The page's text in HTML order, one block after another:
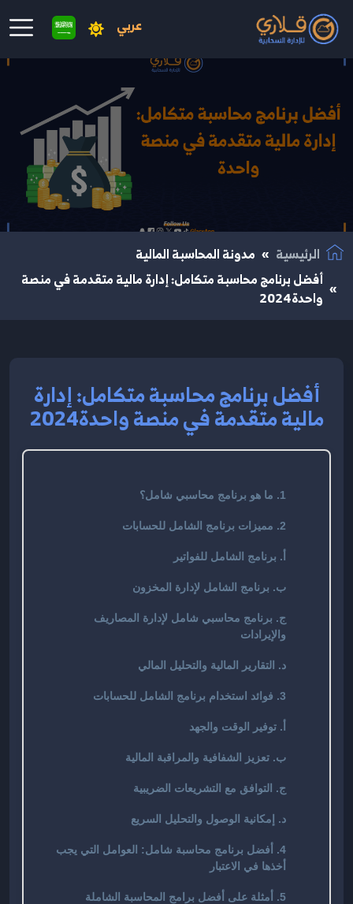
عربي
انتقال إلى المحتوى الرئيسي
الرئيسية
مدونة المحاسبة المالية
أفضل برنامج محاسبة متكامل: إدارة مالية متقدمة في منصة
واحدة2024
أفضل برنامج محاسبة متكامل: إدارة
مالية متقدمة في منصة واحدة2024
1. ما هو برنامج محاسبي شامل؟
2. مميزات برنامج الشامل للحسابات
أ. برنامج الشامل للفواتير
ب. برنامج الشامل لإدارة المخزون
ج. برنامج محاسبي شامل لإدارة المصاريف
والإيرادات
د. التقارير المالية والتحليل المالي
3. فوائد استخدام برنامج الشامل للحسابات
أ. توفير الوقت والجهد
ب. تعزيز الشفافية والمراقبة المالية
ج. التوافق مع التشريعات الضريبية
د. إمكانية الوصول والتحليل السريع
4. أفضل برنامج محاسبة شامل: العوامل التي يجب
أخذها في الاعتبار
5. أمثلة على أفضل برامج المحاسبة الشاملة